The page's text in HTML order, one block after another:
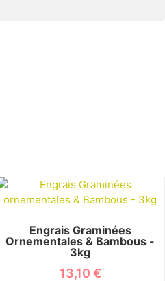
Engrais Graminées
Ornementales & Bambous -
3kg
13,10 €